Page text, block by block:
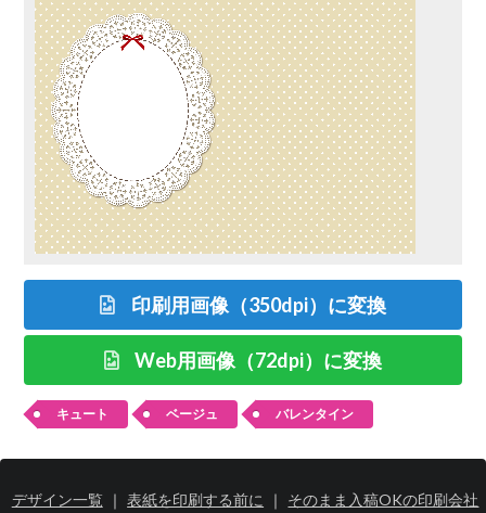
印刷用画像（350dpi）に変換
Web用画像（72dpi）に変換
キュート ベージュ バレンタイン
デザイン一覧 ｜ 表紙を印刷する前に ｜
そのまま入稿OKの印刷会社